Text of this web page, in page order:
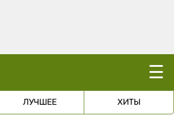
☰
ЛУЧШЕЕ ХИТЫ